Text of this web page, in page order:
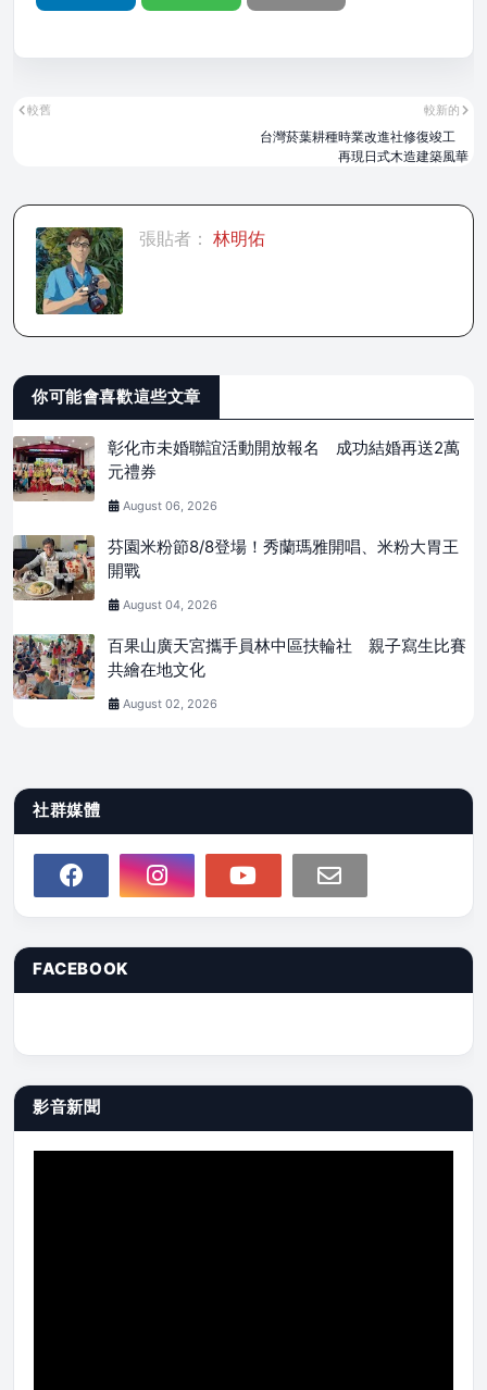
較新的
台灣菸葉耕種時業改進社修復竣工
再現日式木造建築風華
較舊
張貼者： 林明佑
你可能會喜歡這些文章
彰化市未婚聯誼活動開放報名 成功結婚再送2萬
元禮券
August 06, 2026
芬園米粉節8/8登場！秀蘭瑪雅開唱、米粉大胃王
開戰
August 04, 2026
百果山廣天宮攜手員林中區扶輪社 親子寫生比賽
共繪在地文化
August 02, 2026
社群媒體
FACEBOOK
影音新聞